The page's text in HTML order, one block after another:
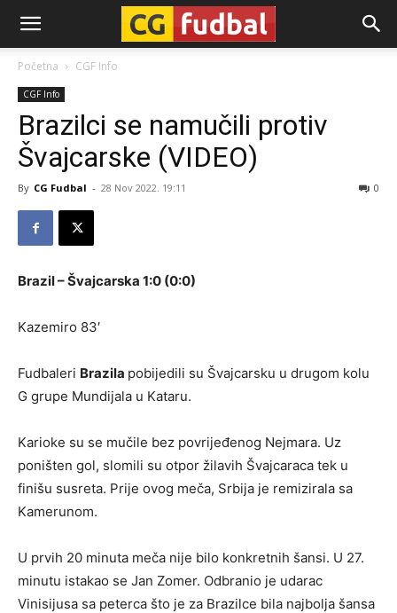
CG-
Fudbal
Početna CGF Info
CGF Info
Brazilci se namučili protiv
Švajcarske (VIDEO)
By CG Fudbal - 28 Nov 2022. 19:11 0
Brazil – Švajcarska 1:0 (0:0)
Kazemiro 83′
Fudbaleri Brazila pobijedili su Švajcarsku u drugom kolu
G grupe Mundijala u Kataru.
Karioke su se mučile bez povrijeđenog Nejmara. Uz
poništen gol, slomili su otpor žilavih Švajcaraca tek u
finišu susreta. Prije ovog meča, Srbija je remizirala sa
Kamerunom.
U prvih 20 minuta meča nije bilo konkretnih šansi. U 27.
minutu istakao se Jan Zomer. Odbranio je udarac
Vinisijusa sa peterca što je za Brazilce bila najbolja šansa